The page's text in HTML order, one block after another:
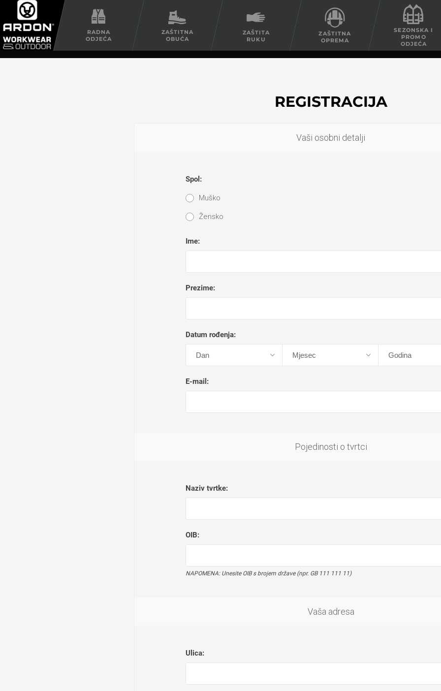
RADNA
ODJEĆA
ZAŠTITNA
OBUĆA
ZAŠTITA
RUKU
ZAŠTITNA
OPREMA
SEZONSKA I
PROMO
ODJEĆA
REGISTRACIJA
Vaši osobni detalji
Spol:
Muško
Žensko
Ime:
Prezime:
Datum rođenja:
E-mail:
Pojedinosti o tvrtci
Naziv tvrtke:
OIB:
NAPOMENA: Unesite OIB s brojem države (npr. GB 111 111 11)
Vaša adresa
Ulica: